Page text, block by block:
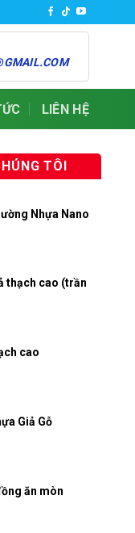
LIÊN HỆ
TÔI
Nhựa Nano
thạch cao (trần
cao
Giả Gỗ
ăn mòn